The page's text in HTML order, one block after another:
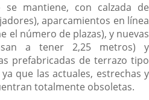
mantiene, con calzada de
aparcamientos en línea
el número de plazas), y nuevas
a tener 2,25 metros) y
prefabricadas de terrazo tipo
que las actuales, estrechas y
totalmente obsoletas.